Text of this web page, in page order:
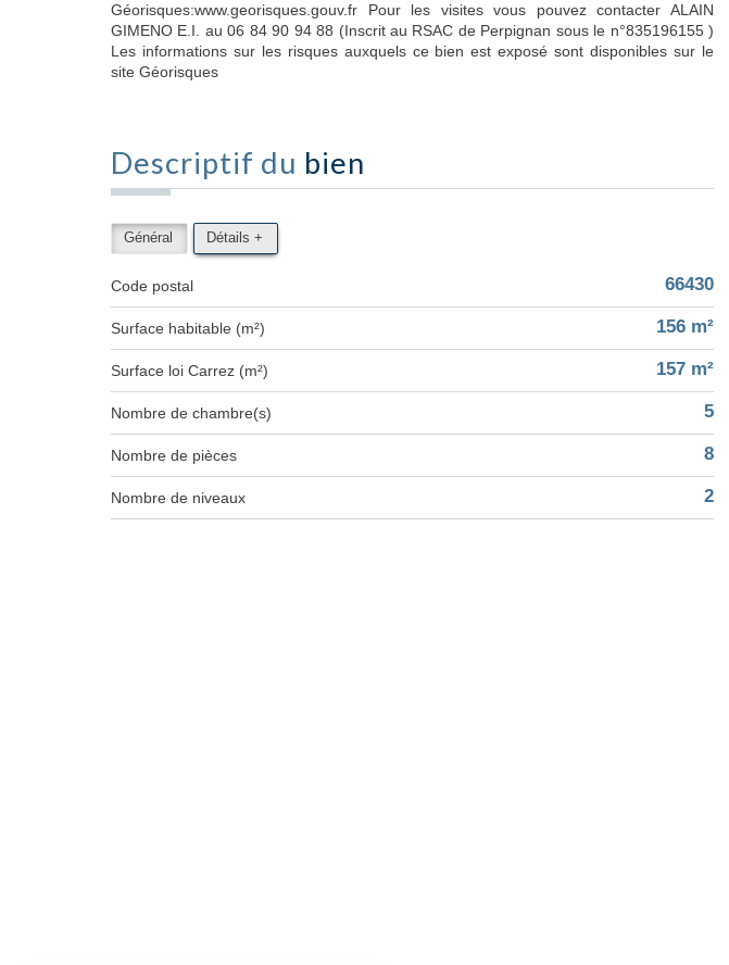
Géorisques:www.georisques.gouv.fr Pour les visites vous pouvez contacter ALAIN
GIMENO E.I. au 06 84 90 94 88 (Inscrit au RSAC de Perpignan sous le n°835196155 )
Les informations sur les risques auxquels ce bien est exposé sont disponibles sur le
site Géorisques
Descriptif du bien
Général Détails +
Code postal 66430
Surface habitable (m²) 156 m²
Surface loi Carrez (m²) 157 m²
Nombre de chambre(s) 5
Nombre de pièces 8
Nombre de niveaux 2